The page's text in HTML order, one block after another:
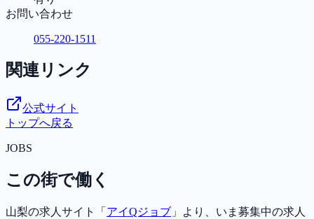
お問い合わせ
055-220-1511
関連リンク
公式サイト
トップへ戻る
JOBS
この街で働く
山梨の求人サイト「 アイQジョブ 」より、いま募集中の求人